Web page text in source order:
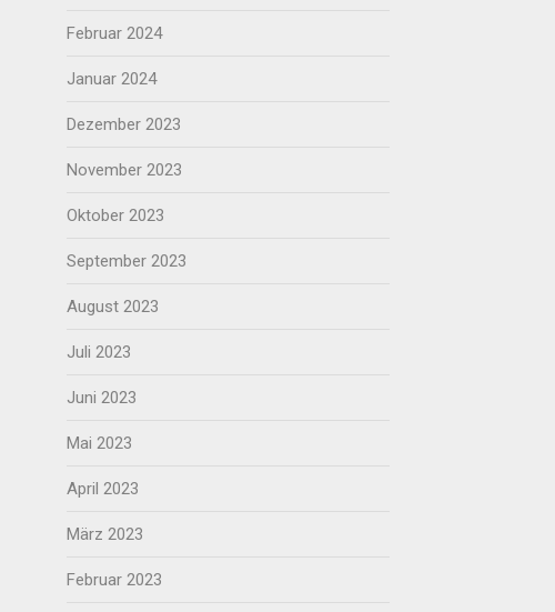
Februar 2024
Januar 2024
Dezember 2023
November 2023
Oktober 2023
September 2023
August 2023
Juli 2023
Juni 2023
Mai 2023
April 2023
März 2023
Februar 2023